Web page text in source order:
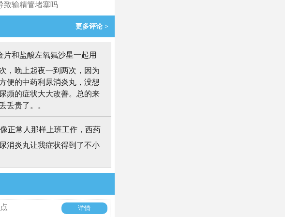
致输精管堵塞吗
更多评论 >
和盐酸左氧氟沙星一起用
，晚上起夜一到两次，因为
便的中药利尿消炎丸，没想
频的症状大大改善。总的来
丢贵了。。
正常人那样上班工作，西药
消炎丸让我症状得到了不小
详情